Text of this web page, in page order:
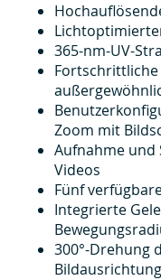
365-nm-UV-
Zoom mit
Aufnahme und
Videos
Fünf
Integrierte
300°-Drehung